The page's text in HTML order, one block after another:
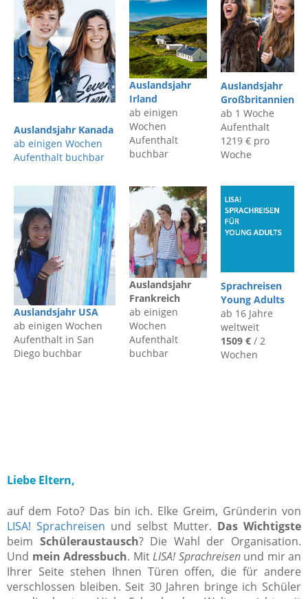
Auslandsjahr Kanada
ab einigen Wochen
Aufenthalt buchbar
Auslandsjahr
Irland
ab einigen
Wochen
Aufenthalt
buchbar
Auslandsjahr
Großbritannien
ab 1 Woche
Aufenthalt
1219 € pro
Woche
Auslandsjahr USA
ab einigen Wochen
Aufenthalt in San
Diego buchbar
Auslandsjahr
Frankreich
ab einigen
Wochen
Aufenthalt
buchbar
Sprachreisen
Young Adults
ab 16 Jahre
weltweit
1509 € / 2
Wochen
Liebe Eltern,
auf dem Foto? Das bin ich. Elke Greim, Gründerin von
LISA! Sprachreisen und selbst Mutter. Das Wichtigste
beim Schüleraustausch? Die Wahl der Organisation.
Und mein Adressbuch. MitLISA! Sprachreisenund mir an
Ihrer Seite stehen Ihnen Türen offen, die für andere
verschlossen bleiben. Seit 30 Jahren bringe ich Schüler